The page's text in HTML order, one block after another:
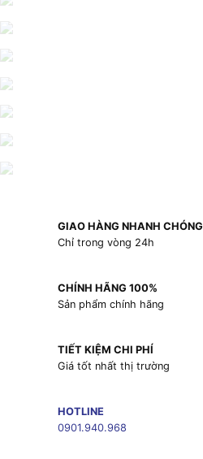
GIAO HÀNG NHANH CHÓNG
Chỉ trong vòng 24h
CHÍNH HÃNG 100%
Sản phẩm chính hãng
TIẾT KIỆM CHI PHÍ
Giá tốt nhất thị trường
HOTLINE
0901.940.968